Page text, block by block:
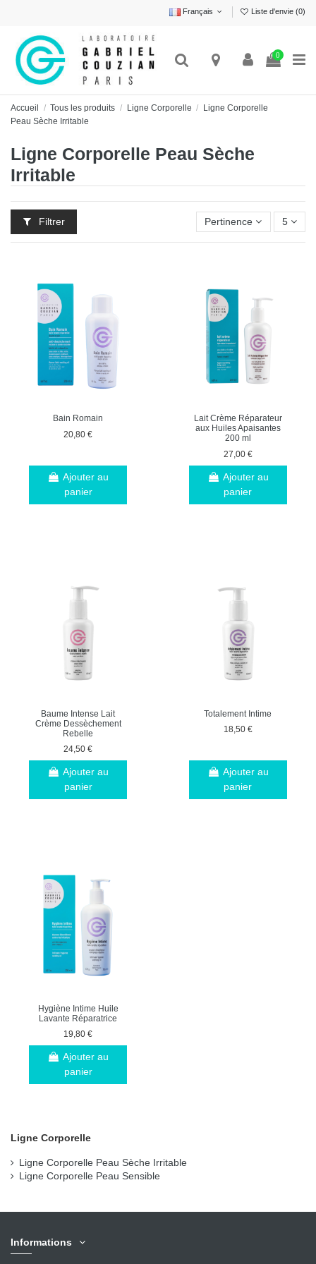
Français Liste d'envie (0)
0
Accueil Tous les produits Ligne Corporelle
Ligne Corporelle
Peau Sèche Irritable
Ligne Corporelle Peau Sèche
Irritable
Filtrer Pertinence 5
Bain Romain
20,80 €
Ajouter au
panier
Lait Crème Réparateur
aux Huiles Apaisantes
200 ml
27,00 €
Ajouter au
panier
Baume Intense Lait
Crème Dessèchement
Rebelle
24,50 €
Ajouter au
panier
Totalement Intime
18,50 €
Ajouter au
panier
Hygiène Intime Huile
Lavante Réparatrice
19,80 €
Ajouter au
panier
Ligne Corporelle
Ligne Corporelle Peau Sèche Irritable
Ligne Corporelle Peau Sensible
Informations